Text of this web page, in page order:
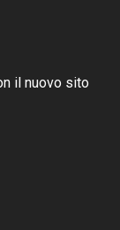
il nuovo sito